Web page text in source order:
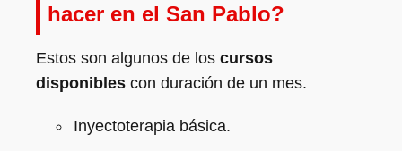
hacer en el San Pablo?
Estos son algunos de los cursos
disponibles con duración de un mes.
Inyectoterapia básica.